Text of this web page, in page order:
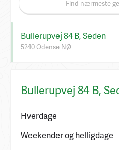
Find nærmeste
Bullerupvej 84 B, Seden
5240 Odense NØ
Bullerupvej 84 B,
Hverdage
Weekender og helligdage